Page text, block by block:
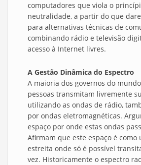
computadores que viola o
neutralidade, a partir do que
para alternativas técnicas de
combinando rádio e televisão
acesso à Internet livres.
A Gestão Dinâmica do Espectro
A maioria dos governos do
pessoas transmitam livremente
utilizando as ondas de rádio,
por ondas eletromagnéticas.
espaço por onde estas ondas
Afirmam que este espaço é como
estreita onde só é possível
vez. Historicamente o espectro